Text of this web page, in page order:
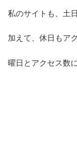
私のサイトも、土
加えて、休日もア
曜日とアクセス数